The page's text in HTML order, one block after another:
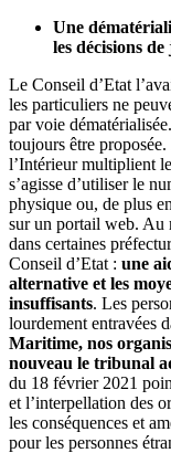
Une
les décisions de
Le Conseil d’Etat
les particuliers ne
par voie
toujours être
l’Intérieur multiplient
s’agisse d’utiliser le
physique ou, de plus
sur un portail web. Au
dans certaines
Conseil d’Etat : une
alternative et les
insuffisants. Les
lourdement entravées
Maritime, nos
nouveau le tribunal
du 18 février 2021
et l’interpellation des
les conséquences et
pour les personnes